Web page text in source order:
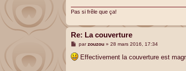
Pas si frêle que ça!
Re: La couverture
M
s
s
parzouzou »28 mars 2016, 17:34
Effectivement la couverture est